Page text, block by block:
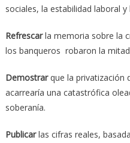
sociales, la estabilidad laboral
Refrescarla memoria sobre la
los banqueros robaron la
Demostrarque la privatización
acarrearía una catastrófica
soberanía.
Publicarlas cifras reales,